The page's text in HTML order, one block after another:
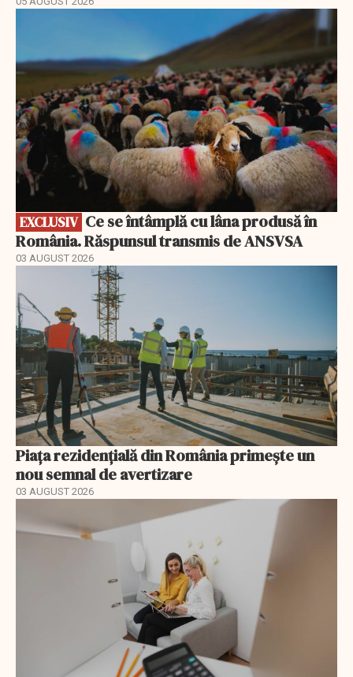
EXCLUSIV
România. Răspunsul transmis de ANSVSA
03 AUGUST 2026
Piața rezidențială din România primește un
nou semnal de avertizare
03 AUGUST 2026